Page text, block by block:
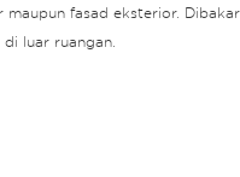
fasad eksterior.
luar ruangan.